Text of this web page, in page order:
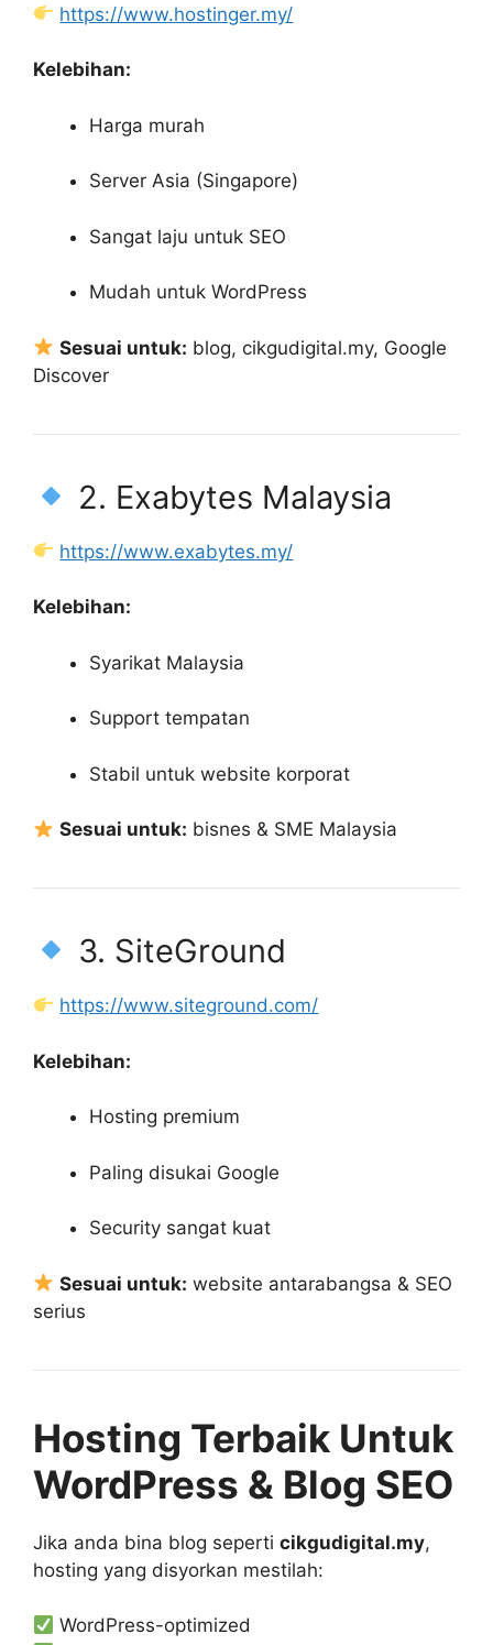
https://www.hostinger.my/
Kelebihan:
Harga murah
Server Asia (Singapore)
Sangat laju untuk SEO
Mudah untuk WordPress
Sesuai untuk: blog, cikgudigital.my, Google
Discover
2. Exabytes Malaysia
https://www.exabytes.my/
Kelebihan:
Syarikat Malaysia
Support tempatan
Stabil untuk website korporat
Sesuai untuk: bisnes & SME Malaysia
3. SiteGround
https://www.siteground.com/
Kelebihan:
Hosting premium
Paling disukai Google
Security sangat kuat
Sesuai untuk: website antarabangsa & SEO
serius
Hosting Terbaik Untuk
WordPress & Blog SEO
Jika anda bina blog seperti cikgudigital.my,
hosting yang disyorkan mestilah:
WordPress-optimized